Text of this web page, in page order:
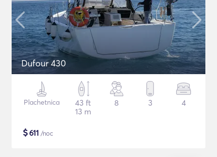
Dufour 430
Plachetnica
43 ft
13 m
8 3 4
$611 /noc